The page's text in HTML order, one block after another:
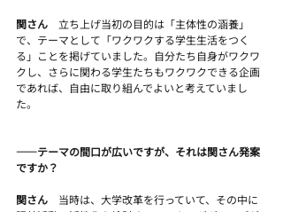
関さん 立ち上げ当初の目的は「主体性の涵養」
で、テーマとして「ワクワクする学生生活をつく
る」ことを掲げていました。自分たち自身がワクワ
クし、さらに関わる学生たちもワクワクできる企画
であれば、自由に取り組んでよいと考えていまし
た。
――テーマの間口が広いですが、それは関さん発案
ですか？
関さん 当時は、大学改革を行っていて、その中に